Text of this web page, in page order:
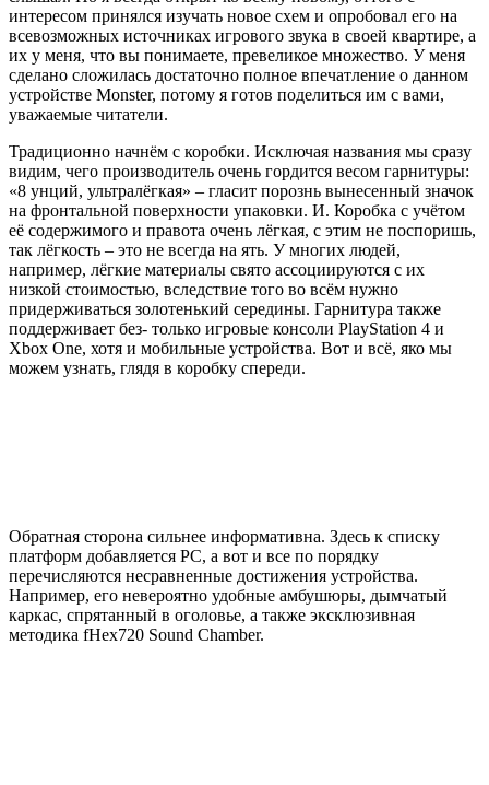
интересом принялся изучать новое схем и опробовал его на
всевозможных источниках игрового звука в своей квартире, а
их у меня, что вы понимаете, превеликое множество. У меня
сделано сложилась достаточно полное впечатление о данном
устройстве Monster, потому я готов поделиться им с вами,
уважаемые читатели.
Традиционно начнём с коробки. Исключая названия мы сразу
видим, чего производитель очень гордится весом гарнитуры:
«8 унций, ультралёгкая» – гласит порознь вынесенный значок
на фронтальной поверхности упаковки. И. Коробка с учётом
её содержимого и правота очень лёгкая, с этим не поспоришь,
так лёгкость – это не всегда на ять. У многих людей,
например, лёгкие материалы свято ассоциируются с их
низкой стоимостью, вследствие того во всём нужно
придерживаться золотенький середины. Гарнитура также
поддерживает без- только игровые консоли PlayStation 4 и
Xbox One, хотя и мобильные устройства. Вот и всё, яко мы
можем узнать, глядя в коробку спереди.
Обратная сторона сильнее информативна. Здесь к списку
платформ добавляется PC, а вот и все по порядку
перечисляются несравненные достижения устройства.
Например, его невероятно удобные амбушюры, дымчатый
каркас, спрятанный в оголовье, а также эксклюзивная
методика fHex720 Sound Chamber.